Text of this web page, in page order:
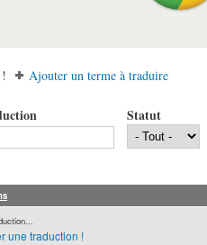
! Ajouter un terme à traduire
Statut
une traduction !